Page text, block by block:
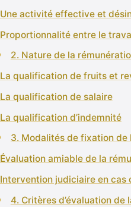
Une activité effective et
Proportionnalité entre le
2. Nature de la
La qualification de fruits et
La qualification de salaire
La qualification d’indemnité
3. Modalités de fixation de
Évaluation amiable de la
Intervention judiciaire en cas
4. Critères d’évaluation de